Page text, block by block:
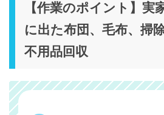
【作業のポイント】実
に出た布団、毛布、掃
不用品回収